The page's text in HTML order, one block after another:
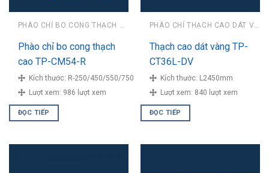
PHÀO CHỈ BO CONG THẠCH CAO
Phào chỉ bo cong thạch
cao TP-CM54-R
Kích thước: R-250/450/550/750
Lượt xem: 986 lượt xem
ĐỌC TIẾP
PHÀO CHỈ THẠCH CAO DÁT VÀNG
Thạch cao dát vàng TP-
CT36L-DV
Kích thước: L2450mm
Lượt xem: 840 lượt xem
ĐỌC TIẾP